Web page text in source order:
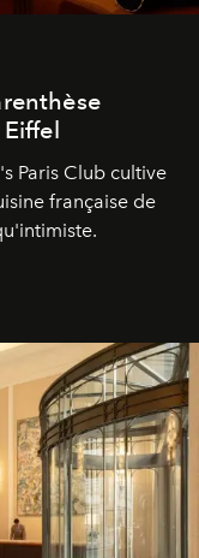
Paris Club cultive
française de